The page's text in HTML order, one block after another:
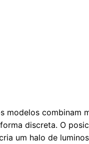
modelos combinam
discreta. O
um halo de